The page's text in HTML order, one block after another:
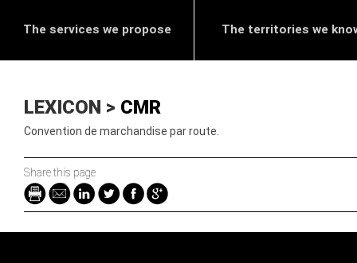
The services we propose The territories we
LEXICON > CMR
Convention de marchandise par route.
Share this page